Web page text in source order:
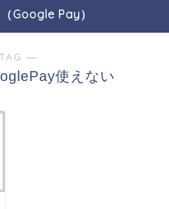
Google Pay）
―
使えない